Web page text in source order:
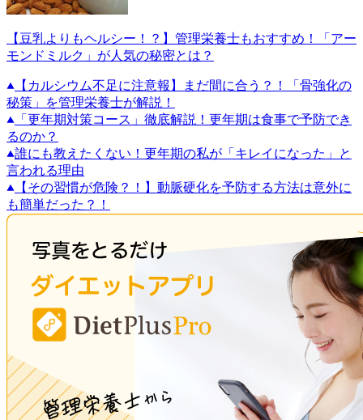
【豆乳よりもヘルシー！？】管理栄養士もおすすめ！「アー
モンドミルク」が人気の秘密とは？
【カルシウム不足に注意報】まだ間に合う？！「骨強化の
秘策」を管理栄養士が解説！
「更年期対策コース」徹底解説！更年期は食事で予防でき
るのか？
誰にも教えたくない！更年期の私が「キレイになった」と
言われる理由
【その習慣が危険？！】動脈硬化を予防する方法は意外に
も簡単だった？！